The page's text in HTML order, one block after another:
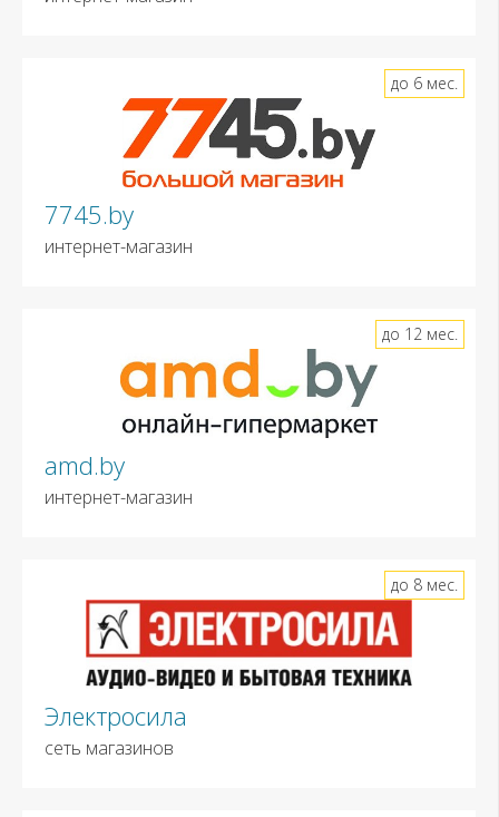
7745.by
интернет-магазин
до 6 мес.
amd.by
интернет-магазин
до 12 мес.
Электросила
сеть магазинов
до 8 мес.